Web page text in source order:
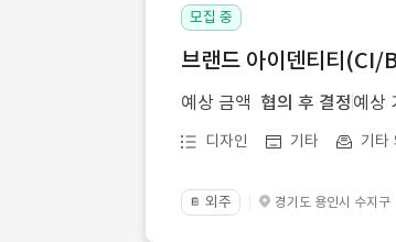
모집 중
브랜드 아이덴티티(CI/
예상 금액 협의 후 결정 예상
디자인 기타 기타
📔 외주 경기도 용인시 수지구